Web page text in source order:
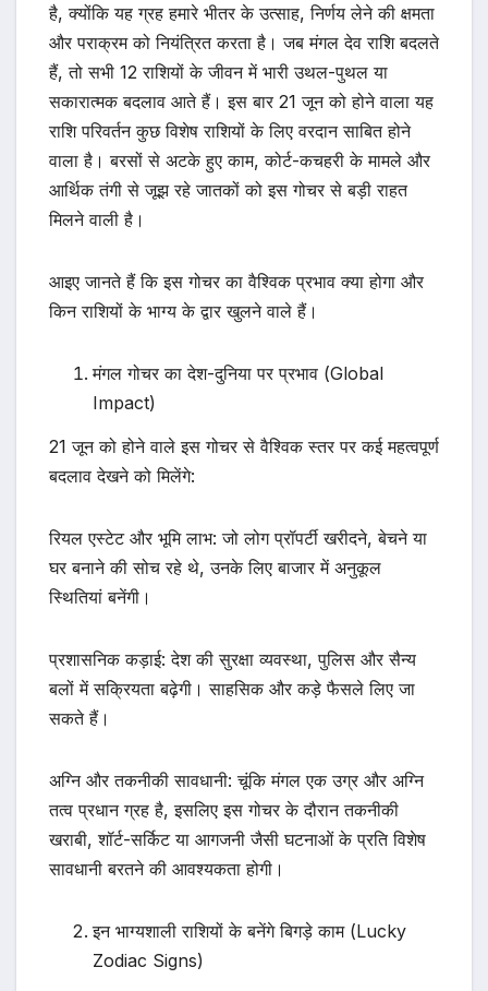
है, क्योंकि यह ग्रह हमारे भीतर के उत्साह, निर्णय लेने की क्षमता
और पराक्रम को नियंत्रित करता है। जब मंगल देव राशि बदलते
हैं, तो सभी 12 राशियों के जीवन में भारी उथल-पुथल या
सकारात्मक बदलाव आते हैं। इस बार 21 जून को होने वाला यह
राशि परिवर्तन कुछ विशेष राशियों के लिए वरदान साबित होने
वाला है। बरसों से अटके हुए काम, कोर्ट-कचहरी के मामले और
आर्थिक तंगी से जूझ रहे जातकों को इस गोचर से बड़ी राहत
मिलने वाली है।
आइए जानते हैं कि इस गोचर का वैश्विक प्रभाव क्या होगा और
किन राशियों के भाग्य के द्वार खुलने वाले हैं।
मंगल गोचर का देश-दुनिया पर प्रभाव (Global
Impact)
21 जून को होने वाले इस गोचर से वैश्विक स्तर पर कई महत्वपूर्ण
बदलाव देखने को मिलेंगे:
रियल एस्टेट और भूमि लाभ: जो लोग प्रॉपर्टी खरीदने, बेचने या
घर बनाने की सोच रहे थे, उनके लिए बाजार में अनुकूल
स्थितियां बनेंगी।
प्रशासनिक कड़ाई: देश की सुरक्षा व्यवस्था, पुलिस और सैन्य
बलों में सक्रियता बढ़ेगी। साहसिक और कड़े फैसले लिए जा
सकते हैं।
अग्नि और तकनीकी सावधानी: चूंकि मंगल एक उग्र और अग्नि
तत्व प्रधान ग्रह है, इसलिए इस गोचर के दौरान तकनीकी
खराबी, शॉर्ट-सर्किट या आगजनी जैसी घटनाओं के प्रति विशेष
सावधानी बरतने की आवश्यकता होगी।
इन भाग्यशाली राशियों के बनेंगे बिगड़े काम (Lucky
Zodiac Signs)